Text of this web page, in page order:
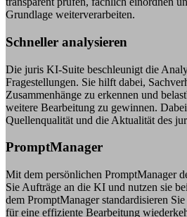
Grundlage weiterverarbeiten.
Schneller analysieren
Die juris KI-Suite beschleunigt die
Fragestellungen. Sie hilft dabei,
Zusammenhänge zu erkennen und
weitere Bearbeitung zu gewinnen.
Quellenqualität und die Aktualität des
PromptManager
Mit dem persönlichen PromptManager
Sie Aufträge an die KI und nutzen sie
dem PromptManager standardisieren
für eine effiziente Bearbeitung